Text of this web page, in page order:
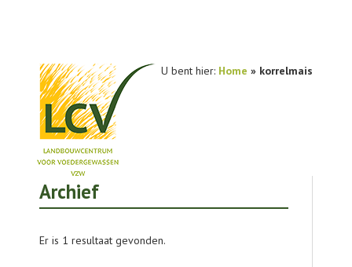
U bent hier: Home » korrelmais
NIEUWS
Archief
Er is 1 resultaat gevonden.